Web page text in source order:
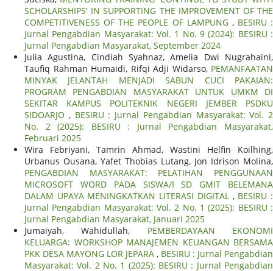
SCHOLARSHIPS' IN SUPPORTING THE IMPROVEMENT OF THE
COMPETITIVENESS OF THE PEOPLE OF LAMPUNG , BESIRU :
Jurnal Pengabdian Masyarakat: Vol. 1 No. 9 (2024): BESIRU :
Jurnal Pengabdian Masyarakat, September 2024
Julia Agustina, Cindiah Syahnaz, Amelia Dwi Nugrahaini,
Taufiq Rahman Humaidi, Rifqi Adji Widarso, PEMANFAATAN
MINYAK JELANTAH MENJADI SABUN CUCI PAKAIAN:
PROGRAM PENGABDIAN MASYARAKAT UNTUK UMKM DI
SEKITAR KAMPUS POLITEKNIK NEGERI JEMBER PSDKU
SIDOARJO , BESIRU : Jurnal Pengabdian Masyarakat: Vol. 2
No. 2 (2025): BESIRU : Jurnal Pengabdian Masyarakat,
Februari 2025
Wira Febriyani, Tamrin Ahmad, Wastini Helfin Koilhing,
Urbanus Ousana, Yafet Thobias Lutang, Jon Idrison Molina,
PENGABDIAN MASYARAKAT: PELATIHAN PENGGUNAAN
MICROSOFT WORD PADA SISWA/I SD GMIT BELEMANA
DALAM UPAYA MENINGKATKAN LITERASI DIGITAL , BESIRU :
Jurnal Pengabdian Masyarakat: Vol. 2 No. 1 (2025): BESIRU :
Jurnal Pengabdian Masyarakat, Januari 2025
Jumaiyah, Wahidullah, PEMBERDAYAAN EKONOMI
KELUARGA: WORKSHOP MANAJEMEN KEUANGAN BERSAMA
PKK DESA MAYONG LOR JEPARA , BESIRU : Jurnal Pengabdian
Masyarakat: Vol. 2 No. 1 (2025): BESIRU : Jurnal Pengabdian